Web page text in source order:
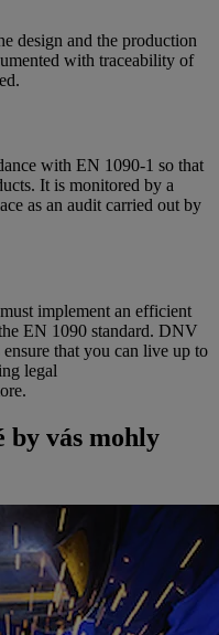
design and the production
with traceability of
with EN 1090-1 so that
It is monitored by a
as an audit carried out by
implement an efficient
EN 1090 standard. DNV
that you can live up to
legal
by vás mohly